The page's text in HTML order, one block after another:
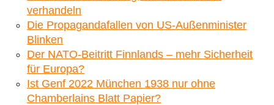
verhandeln
Die Propagandafallen von US-Außenminister
Blinken
Der NATO-Beitritt Finnlands – mehr Sicherheit
für Europa?
Ist Genf 2022 München 1938 nur ohne
Chamberlains Blatt Papier?